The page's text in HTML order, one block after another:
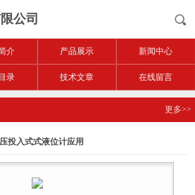
公司
介 产品展示 新闻中心
录 技术文章 在线留言
更多>>
投入式式液位计应用